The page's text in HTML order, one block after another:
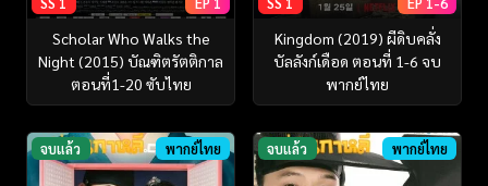
Scholar Who Walks the
Night (2015) บัณฑิตรัตติกาล
ตอนที่1-20 ซับไทย
Kingdom (2019) ผีดิบคลั่ง
บัลลังก์เดือด ตอนที่ 1-6 จบ
พากย์ไทย
จบแล้ว พากย์ไทย จบแล้ว พากย์ไทย